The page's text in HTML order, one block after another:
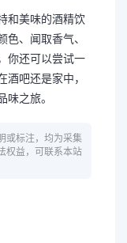
和美味的酒精饮
、闻取香气、
你还可以尝试一
吧还是家中，
之旅。
或标注，均为采集
权益，可联系本站